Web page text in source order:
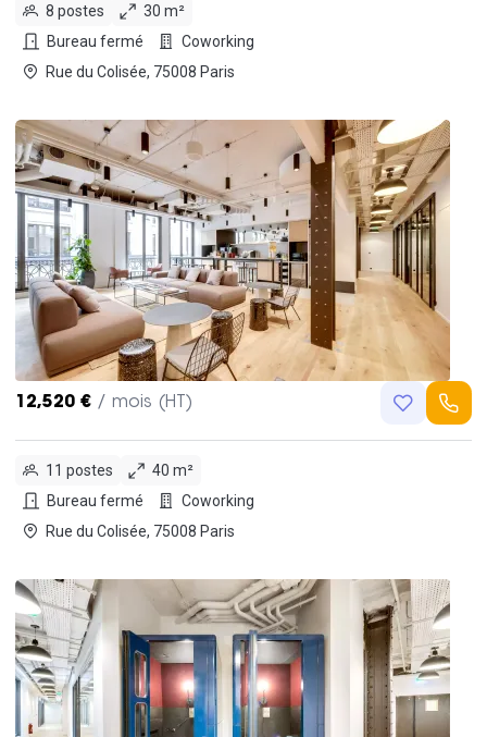
8 postes
30 m²
Bureau fermé
Coworking
Rue du Colisée, 75008 Paris
12,520 € / mois (HT)
11 postes
40 m²
Bureau fermé
Coworking
Rue du Colisée, 75008 Paris